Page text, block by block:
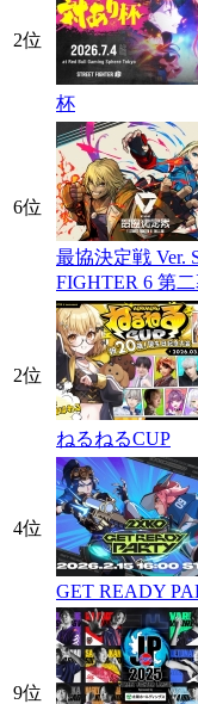
2位
杯
6位
最協決定戦 Ver.
FIGHTER 6 第
2位
ねるねるCUP
4位
GET READY
9位